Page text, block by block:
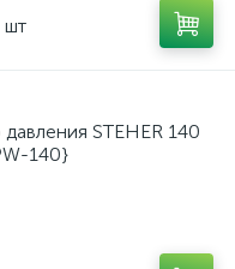
шт
STEHER 140
140}